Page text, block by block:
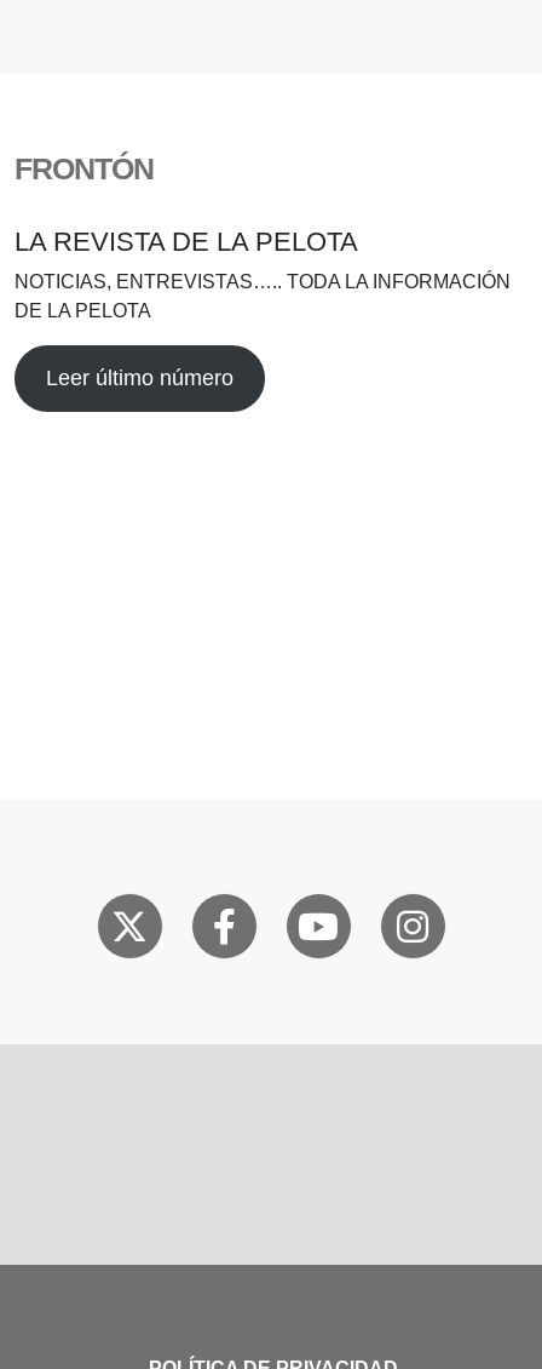
FRONTÓN
LA REVISTA DE LA PELOTA
NOTICIAS, ENTREVISTAS….. TODA LA INFORMACIÓN
DE LA PELOTA
Leer último número